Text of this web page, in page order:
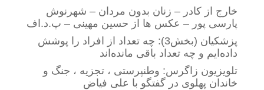
خارج از کادر – زنان بدون مردان – شهرنوش
پارسی پور – عکس ها از حسین مهینی – پ.د.اف
پزشکیان (بخش3): چه تعداد از افراد را پوشش
داده‌ایم و چه تعداد باقی مانده‌اند
تلویزیون زاگرس: وطنپرستی ، تجزیه ، جنگ و
خاندان پهلوی در گفتگو با علی فیاض